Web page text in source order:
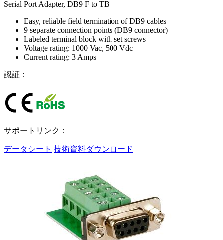
Serial Port Adapter, DB9 F to TB
Easy, reliable field termination of DB9 cables
9 separate connection points (DB9 connector)
Labeled terminal block with set screws
Voltage rating: 1000 Vac, 500 Vdc
Current rating: 3 Amps
認証：
サポートリンク：
データシート 技術資料ダウンロード